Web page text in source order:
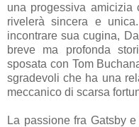
una progessiva amicizia
rivelerà sincera e
incontrare sua cugina,
breve ma profonda
sposata con Tom
sgradevoli che ha una
meccanico di scarsa
La passione fra Gatsby